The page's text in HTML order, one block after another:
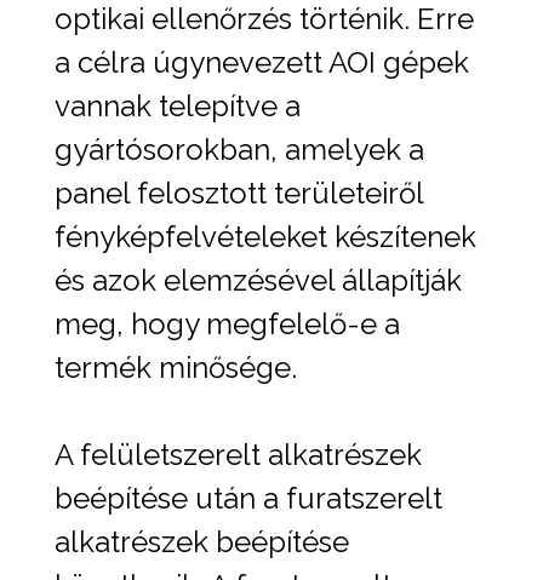
optikai ellenőrzés történik. Erre
a célra úgynevezett AOI gépek
vannak telepítve a
gyártósorokban, amelyek a
panel felosztott területeiről
fényképfelvételeket készítenek
és azok elemzésével állapítják
meg, hogy megfelelő-e a
termék minősége.
A felületszerelt alkatrészek
beépítése után a furatszerelt
alkatrészek beépítése